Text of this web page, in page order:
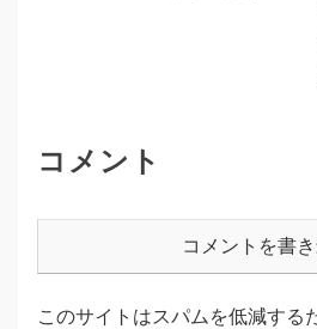
コメント
コメントを書
このサイトはスパムを低減する